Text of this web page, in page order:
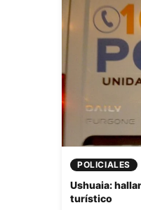
POLICIALES
Ushuaia:
turístico